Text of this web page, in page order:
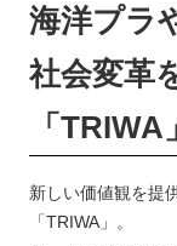
海洋プラ
社会変革
「TRIWA」
新しい価値観を提
「TRIWA」。